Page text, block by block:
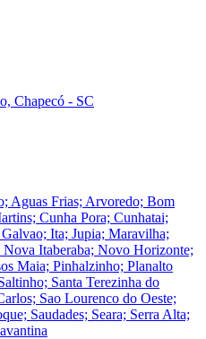
Chapecó - SC
Aguas Frias; Arvoredo; Bom
Cunha Pora; Cunhatai;
Ita; Jupia; Maravilha;
Itaberaba; Novo Horizonte;
Maia; Pinhalzinho; Planalto
Santa Terezinha do
Sao Lourenco do Oeste;
Saudades; Seara; Serra Alta;